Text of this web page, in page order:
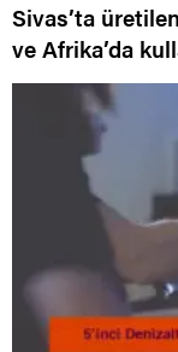
Sivas’ta
ve Afrika’da